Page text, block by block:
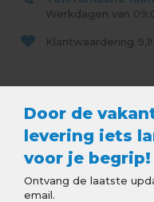
Door de
levering iets
voor je begrip!
Ontvang de laatste
email.
Werkdagen van
Klantwaardering 9,1!
Beschrijving
Soldeerstaaf
Soldeerstaaf om
verbinden door